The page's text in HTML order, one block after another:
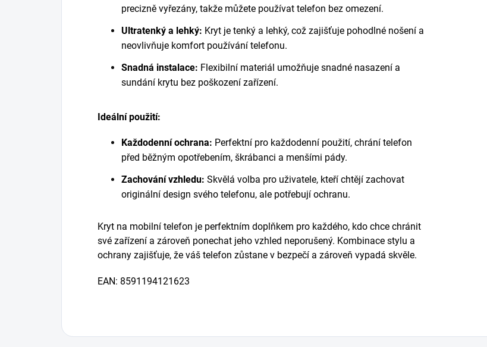
precizně vyřezány, takže můžete používat telefon bez omezení.
Ultratenký a lehký: Kryt je tenký a lehký, což zajišťuje pohodlné nošení a
neovlivňuje komfort používání telefonu.
Snadná instalace: Flexibilní materiál umožňuje snadné nasazení a
sundání krytu bez poškození zařízení.
Ideální použití:
Každodenní ochrana: Perfektní pro každodenní použití, chrání telefon
před běžným opotřebením, škrábanci a menšími pády.
Zachování vzhledu: Skvělá volba pro uživatele, kteří chtějí zachovat
originální design svého telefonu, ale potřebují ochranu.
Kryt na mobilní telefon je perfektním doplňkem pro každého, kdo chce chránit
své zařízení a zároveň ponechat jeho vzhled neporušený. Kombinace stylu a
ochrany zajišťuje, že váš telefon zůstane v bezpečí a zároveň vypadá skvěle.
EAN: 8591194121623